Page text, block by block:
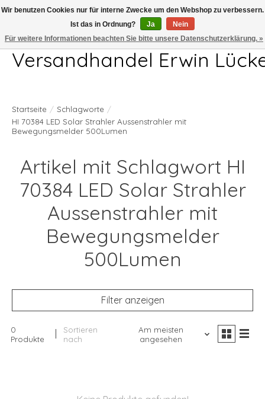
Telefon 04407 715872 MO-DO 7.00-17.00Uhr FR 7.00-13.00Uhr
Versandhandel Erwin
Startseite / Schlagworte /
HI 70384 LED Solar Strahler Aussenstrahler mit
Bewegungsmelder 500Lumen
Artikel mit Schlagwort HI
70384 LED Solar Strahler
Aussenstrahler mit
Bewegungsmelder
500Lumen
Filter anzeigen
0
Produkte
Sortieren
nach
Am meisten
angesehen
Wir benutzen Cookies nur für interne Zwecke um den Webshop zu verbessern.
Ist das in Ordnung?
Ja
Nein
Für weitere Informationen beachten Sie bitte unsere Datenschutzerklärung. »